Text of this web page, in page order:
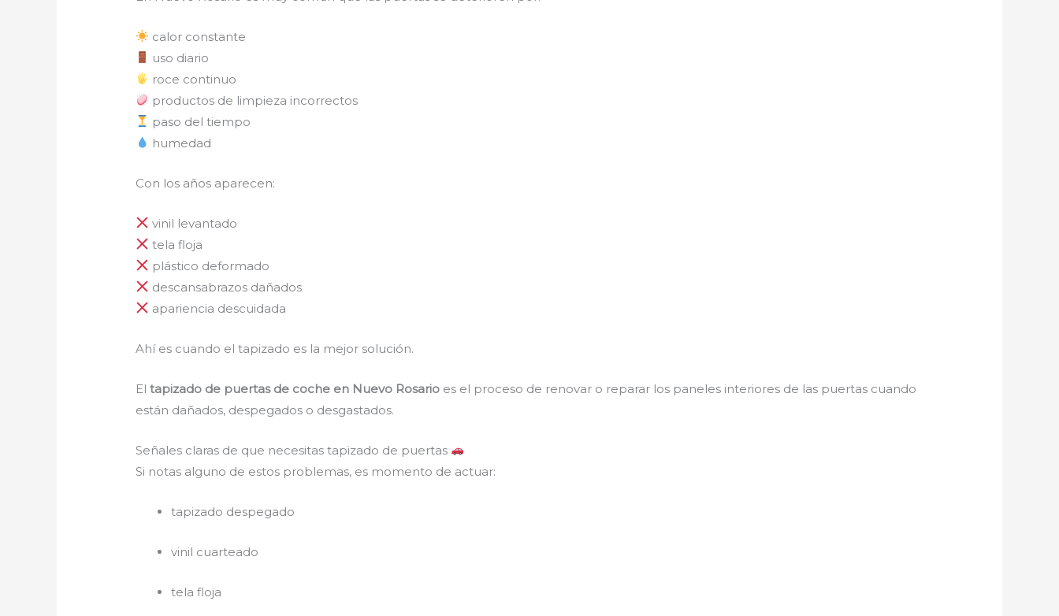
calor constante
uso diario
roce continuo
productos de limpieza incorrectos
paso del tiempo
humedad
Con los años aparecen:
vinil levantado
tela floja
plástico deformado
descansabrazos dañados
apariencia descuidada
Ahí es cuando el tapizado es la mejor solución.
Eltapizado de puertas de coche en Nuevo Rosario es el proceso de renovar o reparar los paneles interiores de las puertas cuando
están dañados, despegados o desgastados.
Señales claras de que necesitas tapizado de puertas
Si notas alguno de estos problemas, es momento de actuar:
tapizado despegado
vinil cuarteado
tela floja